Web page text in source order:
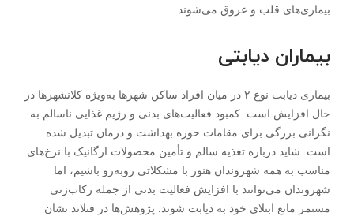
بیماری‌های قلب و عروق می‌شوند.
بیماران دیابتی
بیماری دیابت نوع ۲ در میان افراد ساکن شهر‌ها به‌ویژه کلانشهر‌ها در
حال افزایش است. کمبود فعالیت‌های بدنی و رژیم غذایی ناسالم به
نگرانی بزرگی برای مقامات حوزه بهداشت و درمان تبدیل شده
است. شاید درباره تغذیه سالم و تأمین محصولات ارگانیک با نرخ‌های
مناسب به همه شهروندان هنوز با مشکلاتی روبه‌رو باشیم، اما
شهروندان می‌توانند با افزایش فعالیت بدنی از جمله رکاب‌زنی
مستمر مانع ابتلای خود به دیابت شوند. پژوهش‌ها در فنلاند نشان